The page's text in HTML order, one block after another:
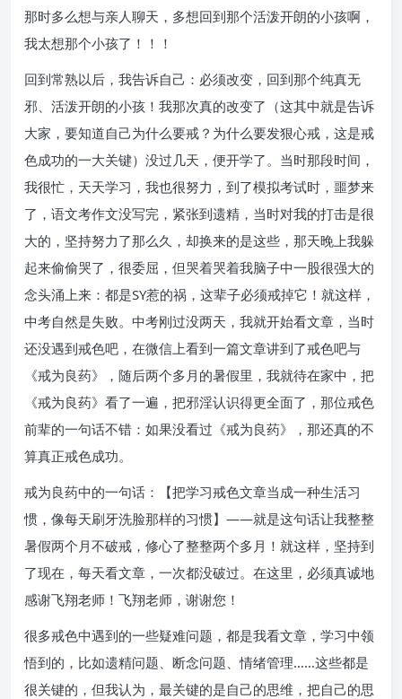
那时多么想与亲人聊天，多想回到那个活泼开朗的小孩啊，
我太想那个小孩了！！！
回到常熟以后，我告诉自己：必须改变，回到那个纯真无
邪、活泼开朗的小孩！我那次真的改变了（这其中就是告诉
大家，要知道自己为什么要戒？为什么要发狠心戒，这是戒
色成功的一大关键）没过几天，便开学了。当时那段时间，
我很忙，天天学习，我也很努力，到了模拟考试时，噩梦来
了，语文考作文没写完，紧张到遗精，当时对我的打击是很
大的，坚持努力了那么久，却换来的是这些，那天晚上我躲
起来偷偷哭了，很委屈，但哭着哭着我脑子中一股很强大的
念头涌上来：都是SY惹的祸，这辈子必须戒掉它！就这样，
中考自然是失败。中考刚过没两天，我就开始看文章，当时
还没遇到戒色吧，在微信上看到一篇文章讲到了戒色吧与
《戒为良药》，随后两个多月的暑假里，我就待在家中，把
《戒为良药》看了一遍，把邪淫认识得更全面了，那位戒色
前辈的一句话不错：如果没看过《戒为良药》，那还真的不
算真正戒色成功。
戒为良药中的一句话：【把学习戒色文章当成一种生活习
惯，像每天刷牙洗脸那样的习惯】——就是这句话让我整整
暑假两个月不破戒，修心了整整两个多月！就这样，坚持到
了现在，每天看文章，一次都没破过。在这里，必须真诚地
感谢飞翔老师！飞翔老师，谢谢您！
很多戒色中遇到的一些疑难问题，都是我看文章，学习中领
悟到的，比如遗精问题、断念问题、情绪管理……这些都是
很关键的，但我认为，最关键的是自己的思维，把自己的思